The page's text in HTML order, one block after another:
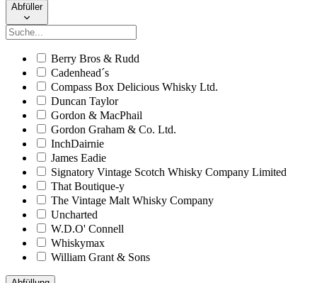
Abfüller
Berry Bros & Rudd
Cadenhead´s
Compass Box Delicious Whisky Ltd.
Duncan Taylor
Gordon & MacPhail
Gordon Graham & Co. Ltd.
InchDairnie
James Eadie
Signatory Vintage Scotch Whisky Company Limited
That Boutique-y
The Vintage Malt Whisky Company
Uncharted
W.D.O' Connell
Whiskymax
William Grant & Sons